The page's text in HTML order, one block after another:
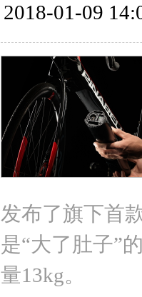
2018-01-09
发布了旗下首
是“大了肚子”
量13kg。